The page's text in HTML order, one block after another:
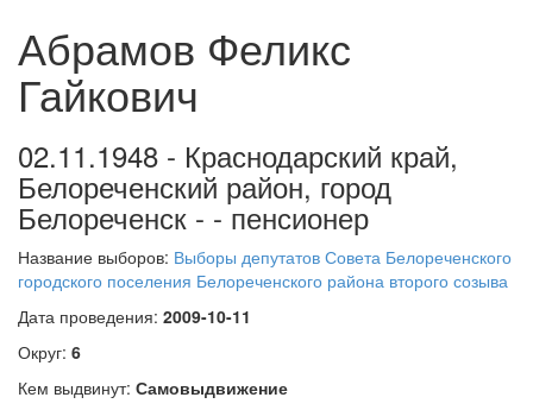
Абрамов Феликс
Гайкович
02.11.1948 - Краснодарский край,
Белореченский район, город
Белореченск - - пенсионер
Название выборов: Выборы депутатов Совета Белореченского
городского поселения Белореченского района второго созыва
Дата проведения: 2009-10-11
Округ: 6
Кем выдвинут: Самовыдвижение